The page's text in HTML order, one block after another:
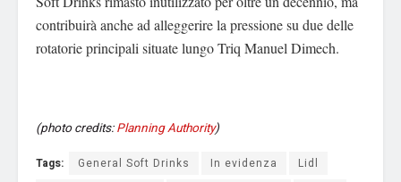
contribuirà anche ad alleggerire la pressione su due delle
rotatorie principali situate lungo Triq Manuel Dimech.
(photo credits:Planning Authority)
Tags: General Soft Drinks In evidenza
Lidl